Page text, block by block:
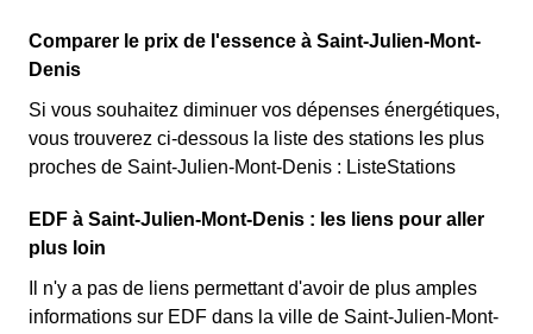
Comparer le prix de l'essence à Saint-Julien-Mont-
Denis
Si vous souhaitez diminuer vos dépenses énergétiques,
vous trouverez ci-dessous la liste des stations les plus
proches de Saint-Julien-Mont-Denis : ListeStations
EDF à Saint-Julien-Mont-Denis : les liens pour aller
plus loin
Il n'y a pas de liens permettant d'avoir de plus amples
informations sur EDF dans la ville de Saint-Julien-Mont-